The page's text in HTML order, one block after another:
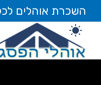
לתוכן
השכרת אוהלים לכל